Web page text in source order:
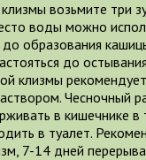
возьмите три
воды можно
образования
до
клизмы
Чесночный
в кишечнике в
в туалет.
7-14 дней